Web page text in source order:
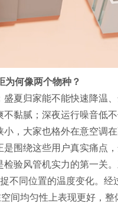
为何像两个物种？
夏归家能不能快速降温
黏腻；深夜运行噪音低
，大家也格外在意空调
围绕这些用户真实痛点，
验风管机实力的第一关
不同位置的温度变化。经
间均匀性上表现更好，